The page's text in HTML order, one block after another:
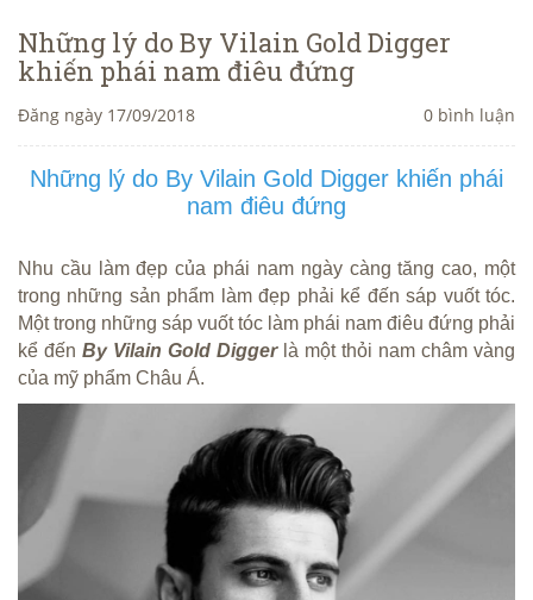
Những lý do By Vilain Gold Digger
khiến phái nam điêu đứng
Đăng ngày 17/09/2018 0 bình luận
Những lý do By Vilain Gold Digger khiến phái
nam điêu đứng
Nhu cầu làm đẹp của phái nam ngày càng tăng cao, một
trong những sản phẩm làm đẹp phải kể đến sáp vuốt tóc.
Một trong những sáp vuốt tóc làm phái nam điêu đứng phải
kể đến By Vilain Gold Diggerlà một thỏi nam châm vàng
của mỹ phẩm Châu Á.